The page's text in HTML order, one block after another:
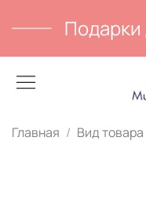
Подарки
Главная Вид товара